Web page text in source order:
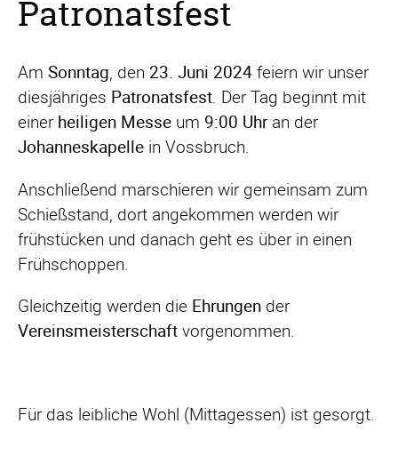
Patronatsfest
Am Sonntag, den 23. Juni 2024 feiern wir unser
diesjähriges Patronatsfest. Der Tag beginnt mit
einer heiligen Messe um 9:00 Uhran der
Johanneskapelle in Vossbruch.
Anschließend marschieren wir gemeinsam zum
Schießstand, dort angekommen werden wir
frühstücken und danach geht es über in einen
Frühschoppen.
Gleichzeitig werden die Ehrungen der
Vereinsmeisterschaft vorgenommen.
Für das leibliche Wohl (Mittagessen) ist gesorgt.